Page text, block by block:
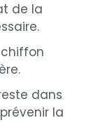
de la
chiffon
dans
la